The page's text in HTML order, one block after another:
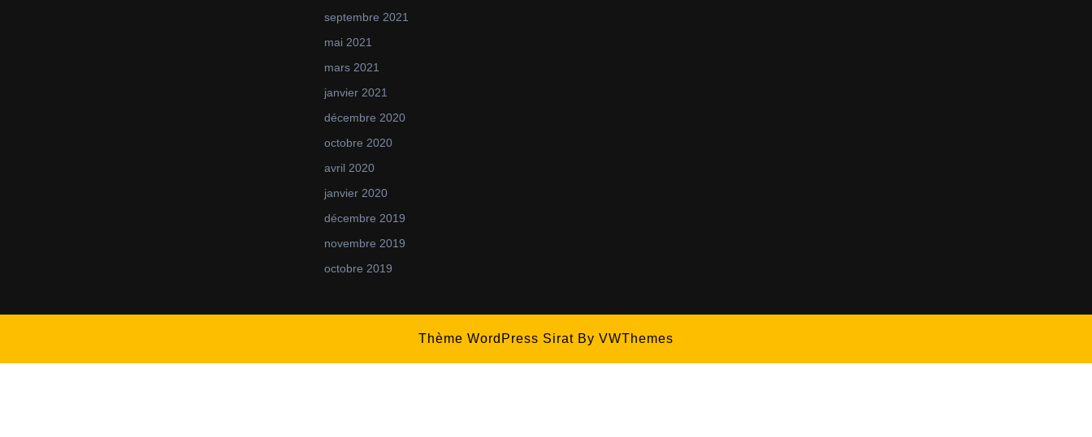
septembre 2021
mai 2021
mars 2021
janvier 2021
décembre 2020
octobre 2020
avril 2020
janvier 2020
décembre 2019
novembre 2019
octobre 2019
Thème WordPress Sirat By VWThemes